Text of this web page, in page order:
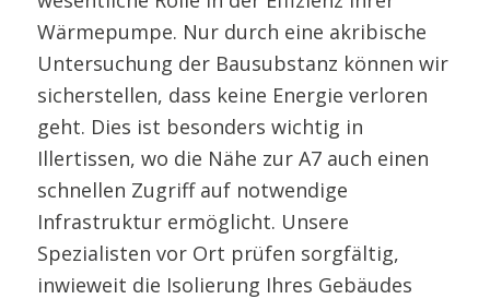
Wärmepumpe. Nur durch eine akribische
Untersuchung der Bausubstanz können wir
sicherstellen, dass keine Energie verloren
geht. Dies ist besonders wichtig in
Illertissen, wo die Nähe zur A7 auch einen
schnellen Zugriff auf notwendige
Infrastruktur ermöglicht. Unsere
Spezialisten vor Ort prüfen sorgfältig,
inwieweit die Isolierung Ihres Gebäudes